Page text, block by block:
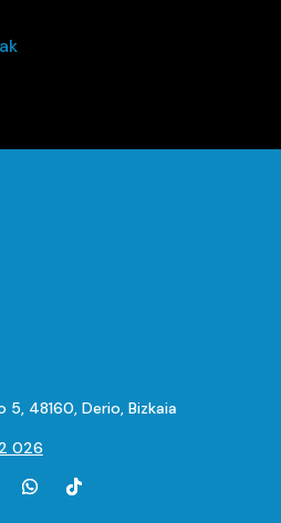
5, 48160, Derio, Bizkaia
026